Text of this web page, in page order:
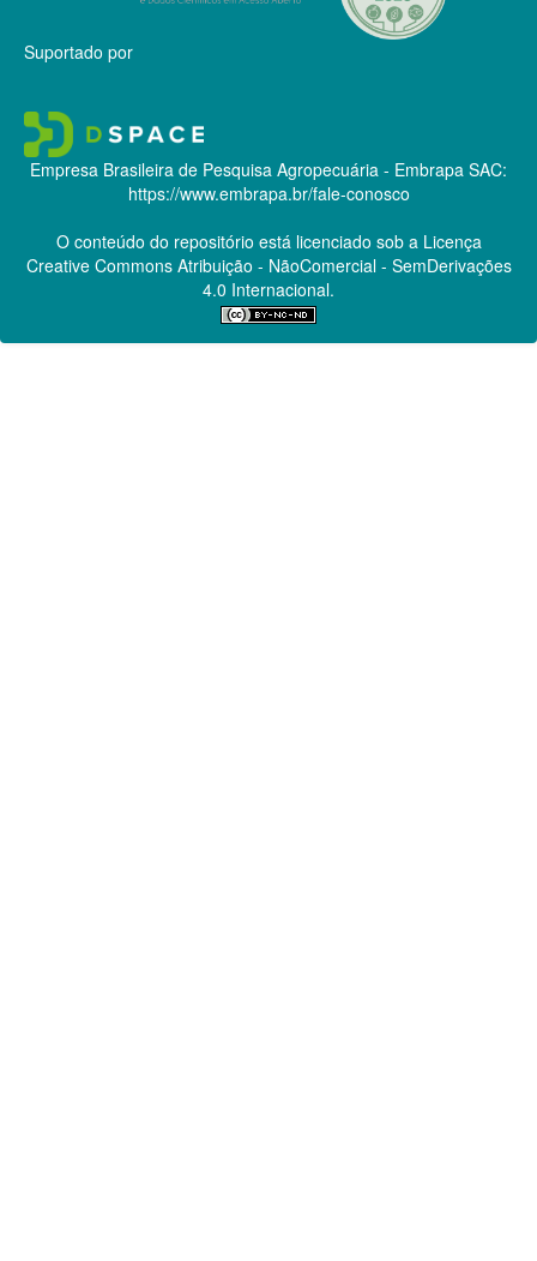
Suportado por
Empresa Brasileira de Pesquisa Agropecuária - Embrapa SAC:
https://www.embrapa.br/fale-conosco
O conteúdo do repositório está licenciado sob a Licença
Creative CommonsAtribuição - NãoComercial - SemDerivações
4.0 Internacional.